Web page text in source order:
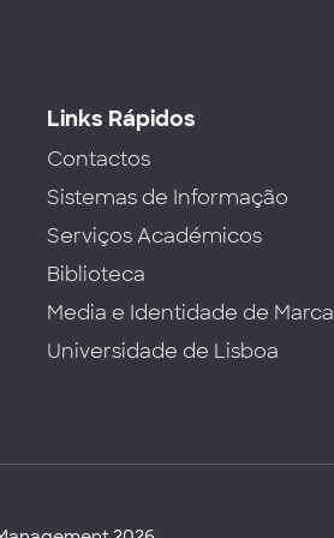
Links Rápidos
Contactos
Sistemas de Informação
Serviços Académicos
Biblioteca
Media e Identidade de Marca
Universidade de Lisboa